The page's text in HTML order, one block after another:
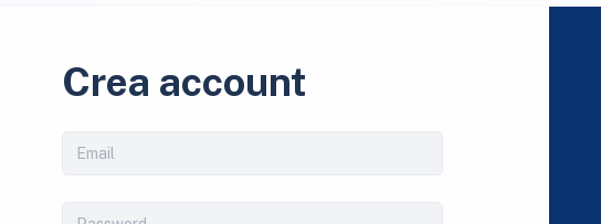
Crea account